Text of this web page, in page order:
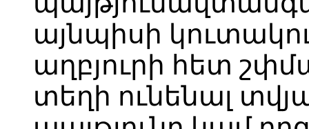
այնպիսի
աղբյուրի հետ
տեղի ունենալ